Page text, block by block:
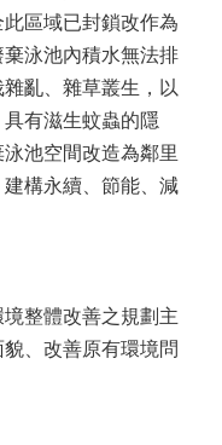
區域已封鎖改作為
泳池內積水無法排
亂、雜草叢生，以
有滋生蚊蟲的隱
池空間改造為鄰里
構永續、節能、減
整體改善之規劃主
、改善原有環境問